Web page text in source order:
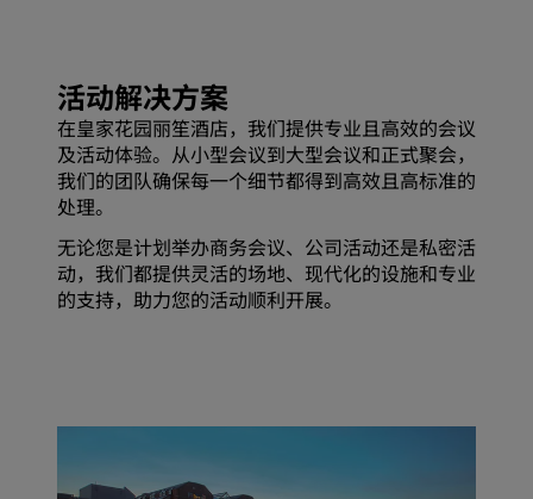
活动解决方案
在皇家花园丽笙酒店，我们提供专业且高效的会议
及活动体验。从小型会议到大型会议和正式聚会，
我们的团队确保每一个细节都得到高效且高标准的
处理。
无论您是计划举办商务会议、公司活动还是私密活
动，我们都提供灵活的场地、现代化的设施和专业
的支持，助力您的活动顺利开展。